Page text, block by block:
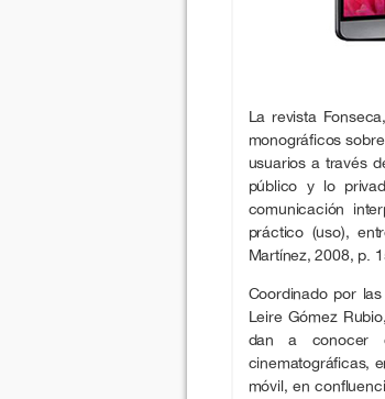
La revista
monográficos
usuarios a través
público y lo
comunicación
práctico (uso),
Martínez, 2008, p.
Coordinado por
Leire Gómez
dan a conocer
cinematográficas,
móvil, en